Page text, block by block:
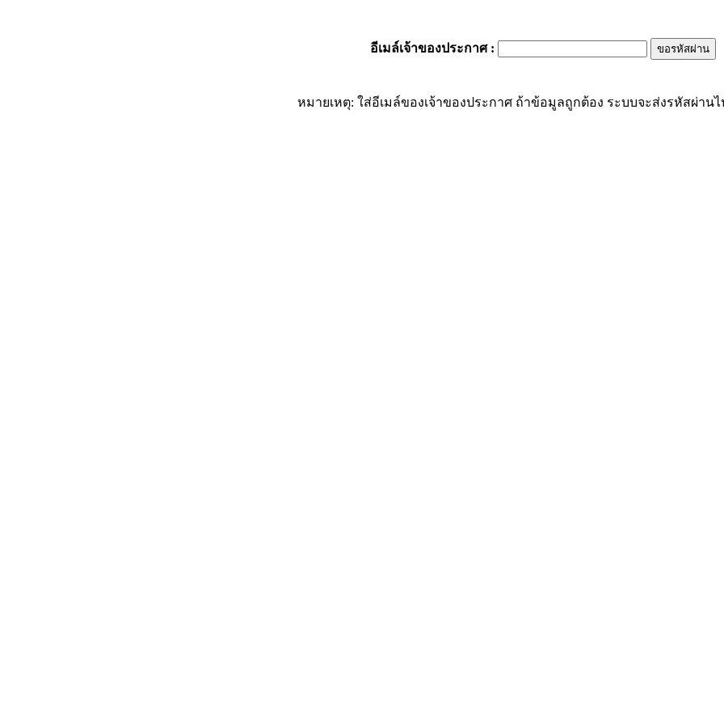
อีเมล์เจ้าของประกาศ:
หมายเหตุ: ใส่อีเมล์ของเจ้าของประกาศ ถ้าข้อมูลถูกต้อง ระบบจะส่งรหัสผ่าน